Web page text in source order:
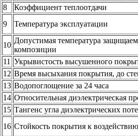
8
Коэффициент теплоотдачи
9
Температура эксплуатации
10
Допустимая температура
композиции
11 Укрывистость высушенного
12 Время высыхания покрытия, до
13 Водопоглощение за 24 часа
14 Относительная диэлектрическая
15 Тангенс угла диэлектрических
16 Стойкость покрытия к